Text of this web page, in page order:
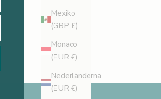
Mexiko
(GBP £)
Monaco
(EUR €)
Nederländerna
(EUR €)